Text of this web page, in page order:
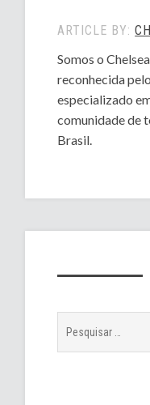
ARTICLE BY:
Somos o
reconhecida
especializado
comunidade de
Brasil.